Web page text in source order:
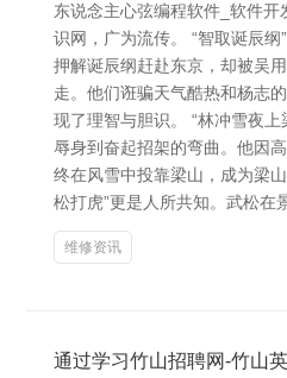
东说念主心弦编程软件_软件开
识网，广为流传。 “智取诞辰
押解诞辰纲赶赴东京，却被吴
走。他们诳骗天气酷热和杨志
现了理智与胆识。 “林冲雪夜
辱身到奋起招架的弯曲。他因
终在风雪中投靠梁山，成为梁
松打虎”更是人所共知。武松在
维修资讯
通过学习竹山招聘网-竹山